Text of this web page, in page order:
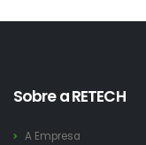
Sobre a RETECH
A Empresa